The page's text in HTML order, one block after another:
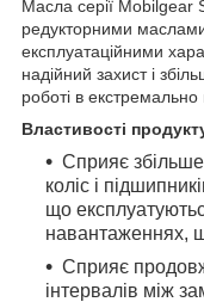
Масла серії Mobilgear
редукторними
експлуатаційними
надійний захист і
роботі в
Властивості
Сприяє
коліс і
що
навантаженнях,
Сприяє
інтервалів між